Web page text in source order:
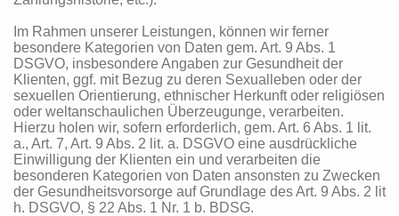
Im Rahmen unserer Leistungen, können wir ferner
besondere Kategorien von Daten gem. Art. 9 Abs. 1
DSGVO, insbesondere Angaben zur Gesundheit der
Klienten, ggf. mit Bezug zu deren Sexualleben oder der
sexuellen Orientierung, ethnischer Herkunft oder religiösen
oder weltanschaulichen Überzeugunge, verarbeiten.
Hierzu holen wir, sofern erforderlich, gem. Art. 6 Abs. 1 lit.
a., Art. 7, Art. 9 Abs. 2 lit. a. DSGVO eine ausdrückliche
Einwilligung der Klienten ein und verarbeiten die
besonderen Kategorien von Daten ansonsten zu Zwecken
der Gesundheitsvorsorge auf Grundlage des Art. 9 Abs. 2 lit
h. DSGVO, § 22 Abs. 1 Nr. 1 b. BDSG.